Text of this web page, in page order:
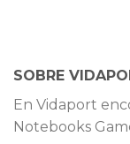
SOBRE
En Vidaport
Notebooks